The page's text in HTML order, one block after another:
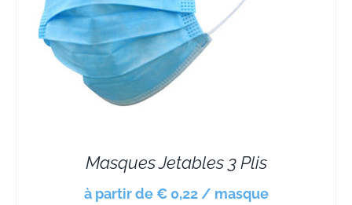
Masques Jetables 3 Plis
à partir de € 0,22 / masque